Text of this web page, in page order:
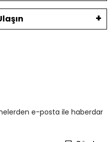
e-posta ile haberdar